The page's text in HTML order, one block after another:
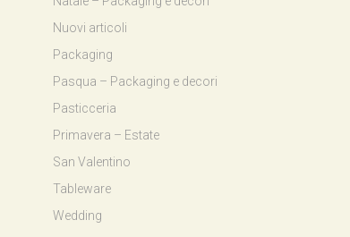
Nuovi articoli
Packaging
Pasqua – Packaging e decori
Pasticceria
Primavera – Estate
San Valentino
Tableware
Wedding